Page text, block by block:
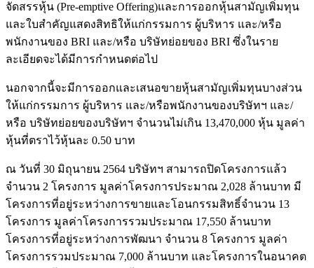
จัดสรรหุ้น (Pre-emptive Offering)และการออกหุ้นสามัญเพิ่มทุน
และใบสำคัญแสดงสิทธิให้แก่กรรมการ ผู้บริหาร และ/หรือ
พนักงานของ BRI และ/หรือ บริษัทย่อยของ BRI ซึ่งในราย
ละเอียดจะได้มีการกำหนดต่อไป
นอกจากนี้จะมีการออกและเสนอขายหุ้นสามัญเพิ่มทุนบางส่วน
ให้แก่กรรมการ ผู้บริหาร และ/หรือพนักงานของบริษัทฯ และ/
หรือ บริษัทย่อยของบริษัทฯ จำนวนไม่เกิน 13,470,000 หุ้น มูลค่า
หุ้นที่ตราไว้หุ้นละ 0.50 บาท
ณ วันที่ 30 มิถุนายน 2564 บริษัทฯ สามารถปิดโครงการแล้ว
จำนวน 2 โครงการ มูลค่าโครงการประมาณ 2,028 ล้านบาท มี
โครงการที่อยู่ระหว่างการขายและโอนกรรมสิทธิ์จำนวน 13
โครงการ มูลค่าโครงการรวมประมาณ 17,550 ล้านบาท
โครงการที่อยู่ระหว่างการพัฒนา จำนวน 8 โครงการ มูลค่า
โครงการรวมประมาณ 7,000 ล้านบาท และโครงการในอนาคต